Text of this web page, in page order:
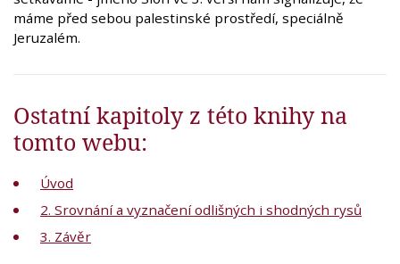
máme před sebou palestinské prostředí, speciálně
Jeruzalém.
Ostatní kapitoly z této knihy na
tomto webu:
Úvod
2. Srovnání a vyznačení odlišných i shodných rysů
3. Závěr